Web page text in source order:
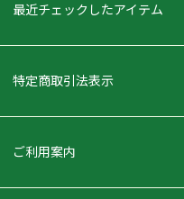
最近チェックしたアイテム
特定商取引法表示
ご利用案内